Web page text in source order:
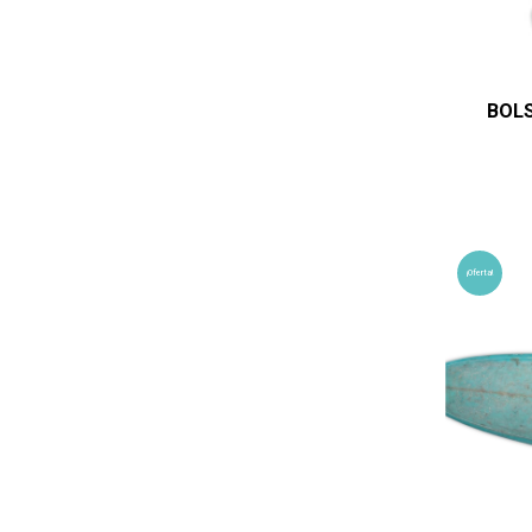
¡Oferta!